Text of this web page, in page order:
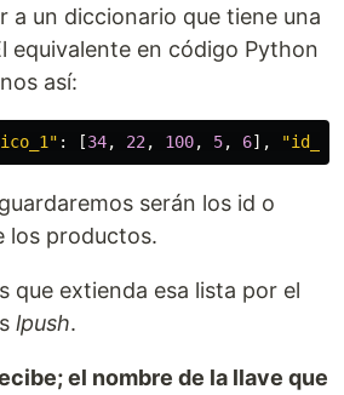
a un diccionario que tiene una
equivalente en código Python
así:
" : [34, 22 , 100, 5, 6], "
serán los id o
los productos.
que extienda esa lista por el
lpush.
el nombre de la llave que